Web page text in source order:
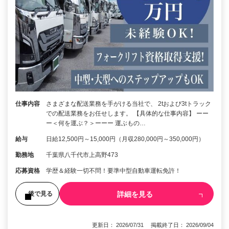
仕事内容
さまざまな配送業務を手がける当社で、 2tおよび3tトラック
での配送業務をお任せします。 【具体的な仕事内容】 ーー
ー＜何を運ぶ？＞ーーー 運ぶもの…
給与 日給12,500円～15,000円（月収280,000円～350,000円）
勤務地 千葉県八千代市上高野473
応募資格 学歴＆経験一切不問！要準中型自動車運転免許！
後で見る 詳細を見る
更新日： 2026/07/31 掲載終了日： 2026/09/04